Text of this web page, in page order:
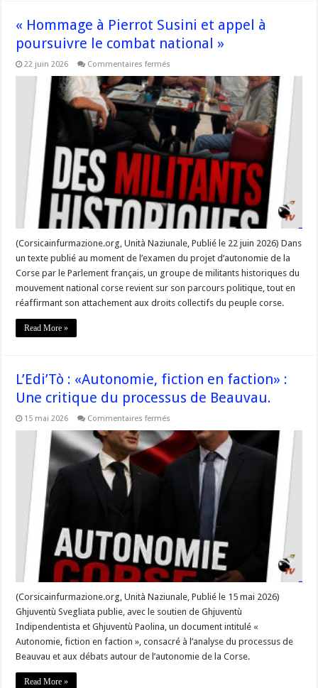
« Hommage à Pierrot Susini et appel à
poursuivre le combat national »
22 juin 2026 Commentaires fermés
à
Pierrot
Susini
et
à
poursuivre
le
combat
national »
(Corsicainfurmazione.org, Unità Naziunale, Publié le 22 juin 2026) Dans
un texte publié au moment de l’examen du projet d’autonomie de la
Corse par le Parlement français, un groupe de militants historiques du
mouvement national corse revient sur son parcours politique, tout en
réaffirmant son attachement aux droits collectifs du peuple corse.
Read More »
L’Edi’Tò : «Autonomie, fiction en faction» :
Une critique du processus de Beauvau.
15 mai 2026 Commentaires fermés
:
«Autonomie,
fiction
en
Beauvau.
(Corsicainfurmazione.org, Unità Naziunale, Publié le 15 mai 2026)
Ghjuventù Svegliata publie, avec le soutien de Ghjuventù
Indipendentista et Ghjuventù Paolina, un document intitulé «
Autonomie, fiction en faction », consacré à l’analyse du processus de
Beauvau et aux débats autour de l’autonomie de la Corse.
Read More »